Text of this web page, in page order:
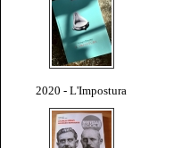
2020 - L'Impostura